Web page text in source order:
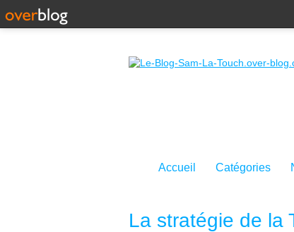
Accueil Catégories
La stratégie de la